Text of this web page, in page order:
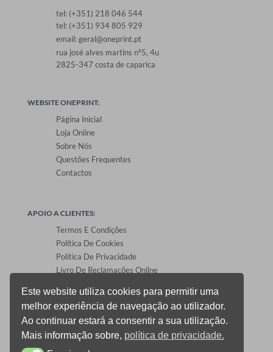
tel: (+351) 218 046 544
tel: (+351) 934 805 929
email: geral@oneprint.pt
rua josé alves martins nº5, 4u
2825-347 costa de caparica
WEBSITE ONEPRINT:
Página Inicial
Loja Online
Sobre Nós
Questões Frequentes
Contactos
APOIO A CLIENTES:
Termos E Condições
Política De Cookies
Política De Privacidade
Livro De Reclamações Online
ÁREA DE CLIENTES:
Registo E Login
Carrinho De Compras
Este website utiliza cookies para permitir uma
melhor experiência de navegação ao utilizador.
Ao continuar estará a consentir a sua utilização.
Mais informação sobre, política de privacidade.